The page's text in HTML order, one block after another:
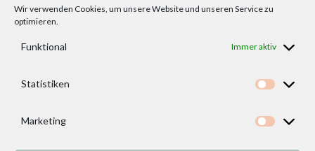
Wir verwenden Cookies, um unsere Website und unseren Service zu
optimieren.
Funktional Immer aktiv
Statistiken
Marketing